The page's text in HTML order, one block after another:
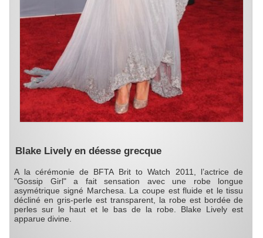
Blake Lively en déesse grecque
A la cérémonie de BFTA Brit to Watch 2011, l’actrice de
"Gossip Girl" a fait sensation avec une robe longue
asymétrique signé Marchesa. La coupe est fluide et le tissu
décliné en gris-perle est transparent, la robe est bordée de
perles sur le haut et le bas de la robe. Blake Lively est
apparue divine.